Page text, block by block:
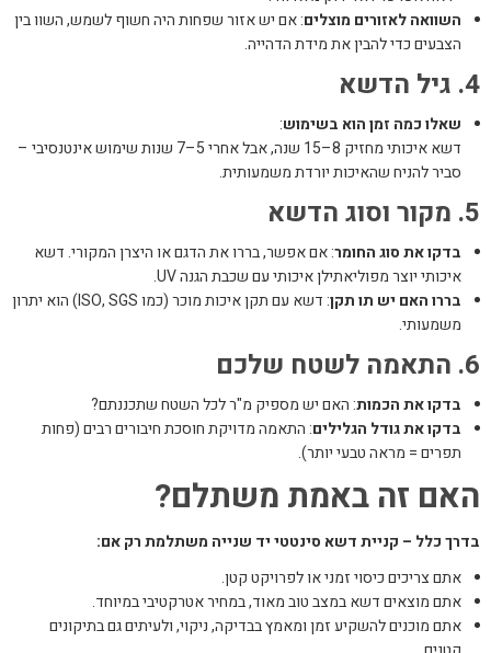
השוואה לאזורים מוצלים: אם יש אזור שפחות היה חשוף לשמש, השוו בין
הצבעים כדי להבין את מידת הדהייה.
4. גיל הדשא
שאלו כמה זמן הוא בשימוש:
דשא איכותי מחזיק 8–15 שנה, אבל אחרי 5–7 שנות שימוש אינטנסיבי –
סביר להניח שהאיכות יורדת משמעותית.
5. מקור וסוג הדשא
בדקו את סוג החומר: אם אפשר, בררו את הדגם או היצרן המקורי. דשא
איכותי יוצר מפוליאתילן איכותי עם שכבת הגנה UV.
בררו האם יש תו תקן
: דשא עם תקן איכות מוכר (כמו ISO, SGS) הוא יתרון
משמעותי.
6. התאמה לשטח שלכם
בדקו את הכמות: האם יש מספיק מ"ר לכל השטח שתכננתם?
בדקו את גודל הגלילים: התאמה מדויקת חוסכת חיבורים רבים (פחות
תפרים = מראה טבעי יותר).
האם זה באמת משתלם?
בדרך כלל – קניית דשא סינטטי יד שנייה משתלמת רק אם:
אתם צריכים כיסוי זמני או לפרויקט קטן.
אתם מוצאים דשא במצב טוב מאוד, במחיר אטרקטיבי במיוחד.
אתם מוכנים להשקיע זמן ומאמץ בבדיקה, ניקוי, ולעיתים גם בתיקונים